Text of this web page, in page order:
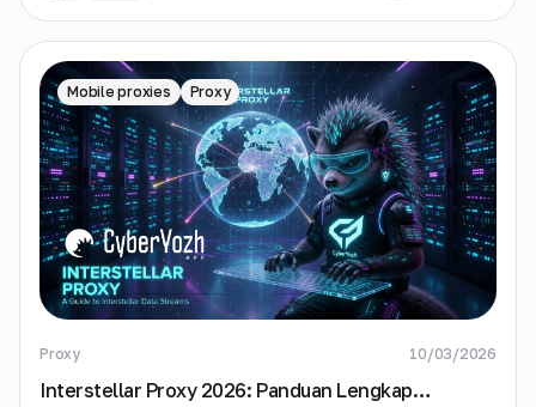
Mobile proxies Proxy
Proxy 10/03/2026
Interstellar Proxy 2026: Panduan Lengkap